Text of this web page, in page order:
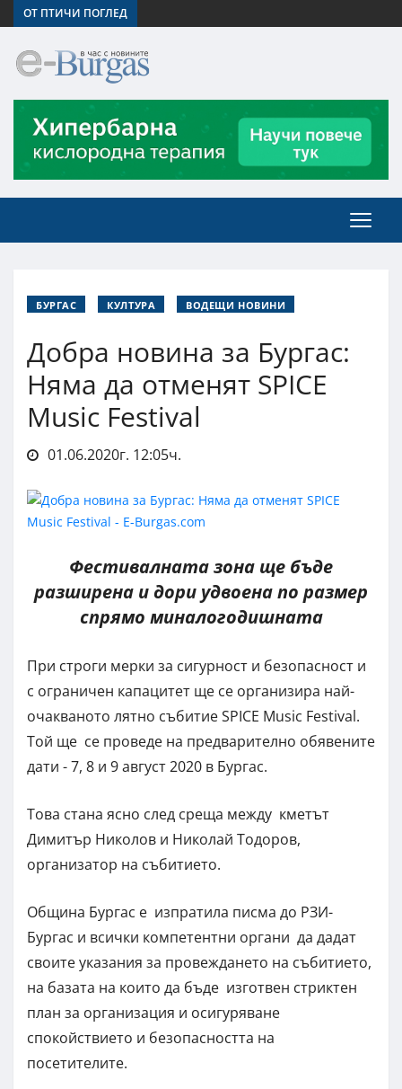
ОТ ПТИЧИ ПОГЛЕД
БУРГАС КУЛТУРА ВОДЕЩИ НОВИНИ
Добра новина за Бургас:
Няма да отменят SPICE
Music Festival
01.06.2020г. 12:05ч.
Фестивалната зона ще бъде
разширена и дори удвоена по размер
спрямо миналогодишната
При строги мерки за сигурност и безопасност и
с ограничен капацитет ще се организира най-
очакваното лятно събитие SPICE Music Festival.
Той ще се проведе на предварително обявените
дати - 7, 8 и 9 август 2020 в Бургас.
Това стана ясно след среща между кметът
Димитър Николов и Николай Тодоров,
организатор на събитието.
Община Бургас е изпратила писма до РЗИ-
Бургас и всички компетентни органи да дадат
своите указания за провеждането на събитието,
на базата на които да бъде изготвен стриктен
план за организация и осигуряване
спокойствието и безопасността на
посетителите.